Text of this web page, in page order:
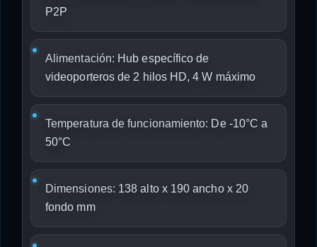
P2P
Alimentación: Hub específico de
videoporteros de 2 hilos HD, 4 W máximo
Temperatura de funcionamiento: De -10°C a
50°C
Dimensiones: 138 alto x 190 ancho x 20
fondo mm